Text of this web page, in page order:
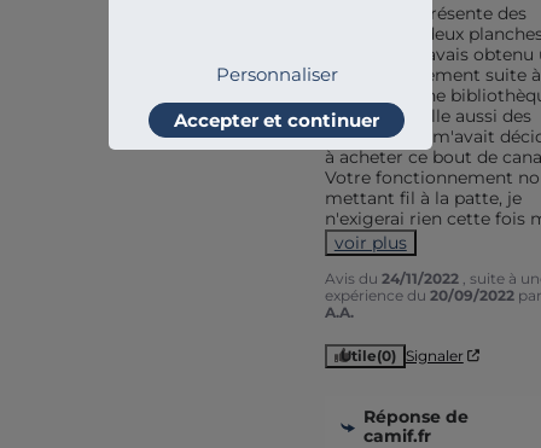
Personnaliser
Accepter et continuer
Ce produit présente des
défauts sur deux
verticales. J'avais obtenu
dédommagement suite
livraison d'une
présentant elle aussi des
défauts,  qui m'avait
à acheter ce bout de
Votre fonctionnement
mettant fil à la patte, je
n'exigerai rien cette fois
voir plus
Avis du 24/11/2022
, suite à
expérience du 20/09/2022 par
A.A.
Utile(0) Signaler
Réponse de
camif.fr